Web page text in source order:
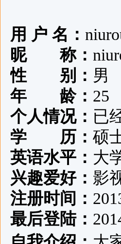
用 户 名：
昵 称：
性 别： 男
年 龄： 25
个人情况： 已
学 历： 硕
英语水平： 大
兴趣爱好： 影
注册时间：
最后登陆：